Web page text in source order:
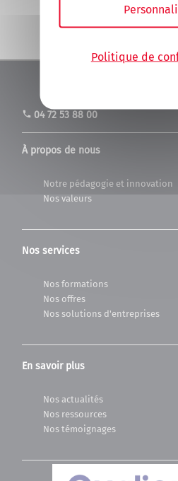
Politique de
À propos de nous
Notre pédagogie et innovation
Nos valeurs
Nos services
Nos formations
Nos offres
Nos solutions d'entreprises
En savoir plus
Nos actualités
Nos ressources
Nos témoignages
phone 04 72 53 88 00